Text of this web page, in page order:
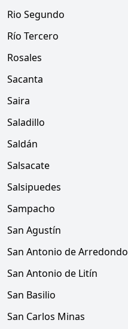
Rio Segundo
Río Tercero
Rosales
Sacanta
Saira
Saladillo
Saldán
Salsacate
Salsipuedes
Sampacho
San Agustín
San Antonio de Arredondo
San Antonio de Litín
San Basilio
San Carlos Minas